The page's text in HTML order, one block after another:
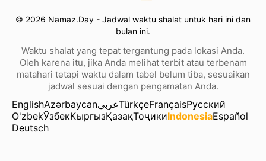
© 2026 Namaz.Day - Jadwal waktu shalat untuk hari ini dan
bulan ini.
Waktu shalat yang tepat tergantung pada lokasi Anda.
Oleh karena itu, jika Anda melihat terbit atau terbenam
matahari tetapi waktu dalam tabel belum tiba, sesuaikan
jadwal sesuai dengan pengamatan Anda.
EnglishAzərbaycanعربيTürkçeFrançaisРусский
O'zbekЎзбекКыргызҚазақТоҷикиIndonesiaEspañol
Deutsch